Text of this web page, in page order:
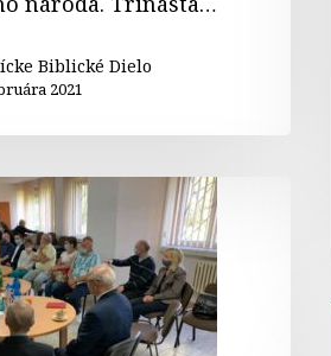
Biblické Dielo
2021